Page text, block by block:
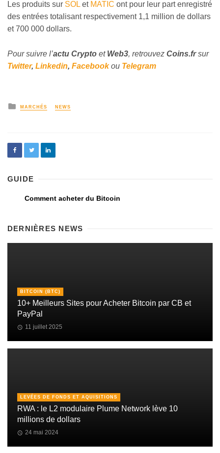
Les produits sur SOL et MATIC ont pour leur part enregistré
des entrées totalisant respectivement 1,1 million de dollars
et 700 000 dollars.
Pour suivre l’actu Crypto et Web3, retrouvez Coins.frsur
Twitter, Linkedin, Facebookou Telegram
MARCHÉS NEWS
GUIDE
Comment acheter du Bitcoin
DERNIÈRES NEWS
BITCOIN (BTC)
10+ Meilleurs Sites pour Acheter Bitcoin par CB et
PayPal
11 juillet 2025
LEVÉES DE FONDS ET AQUISITIONS
RWA : le L2 modulaire Plume Network lève 10
millions de dollars
24 mai 2024